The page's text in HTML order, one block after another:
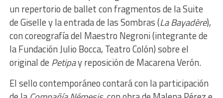
un repertorio de ballet con fragmentos de la Suite
de Giselle y la entrada de las Sombras (La Bayadère),
con coreografía del Maestro Negroni (integrante de
la Fundación Julio Bocca, Teatro Colón) sobre el
original de Petipay reposición de Macarena Verón.
El sello contemporáneo contará con la participación